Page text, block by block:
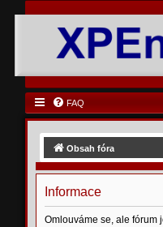
FAQ
Obsah fóra
Informace
Omlouváme se, ale fórum